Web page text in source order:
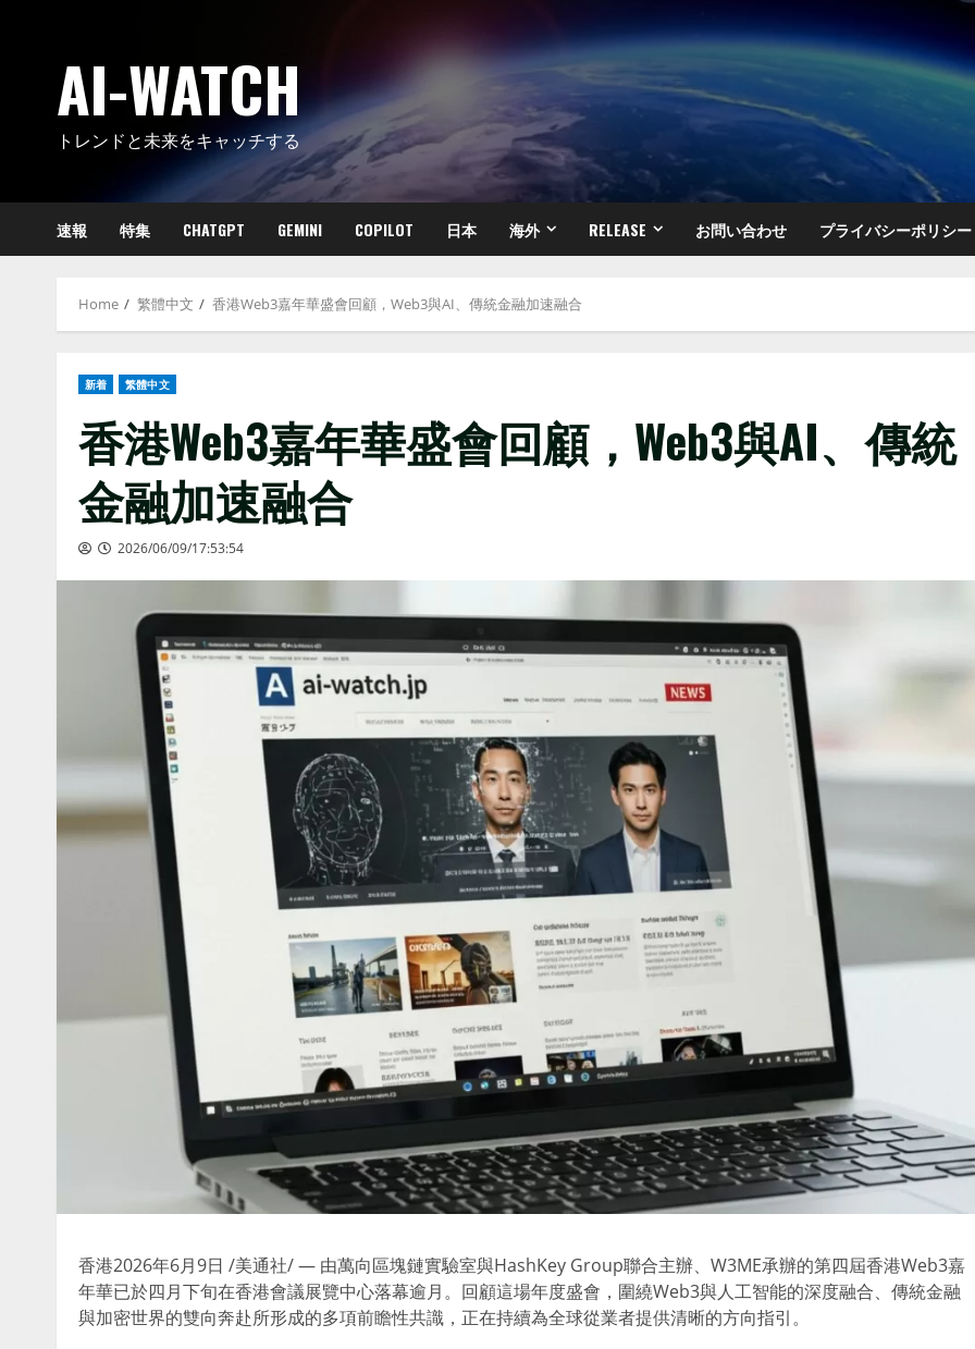
AI-WATCH
トレンドと未来をキャッチする
速報 特集 CHATGPT GEMINI COPILOT 日本 海外 RELEASE お問い合わせ プライバシーポリシー
Home 繁體中文 香港Web3嘉年華盛會回顧，Web3與AI、傳統金融加速融合
新着 繁體中文
香港Web3嘉年華盛會回顧，Web3與AI、傳統
金融加速融合
2026/06/09/17:53:54
香港2026年6月9日 /美通社/ — 由萬向區塊鏈實驗室與HashKey Group聯合主辦、W3ME承辦的第四屆香港Web3嘉
年華已於四月下旬在香港會議展覽中心落幕逾月。回顧這場年度盛會，圍繞Web3與人工智能的深度融合、傳統金融
與加密世界的雙向奔赴所形成的多項前瞻性共識，正在持續為全球從業者提供清晰的方向指引。